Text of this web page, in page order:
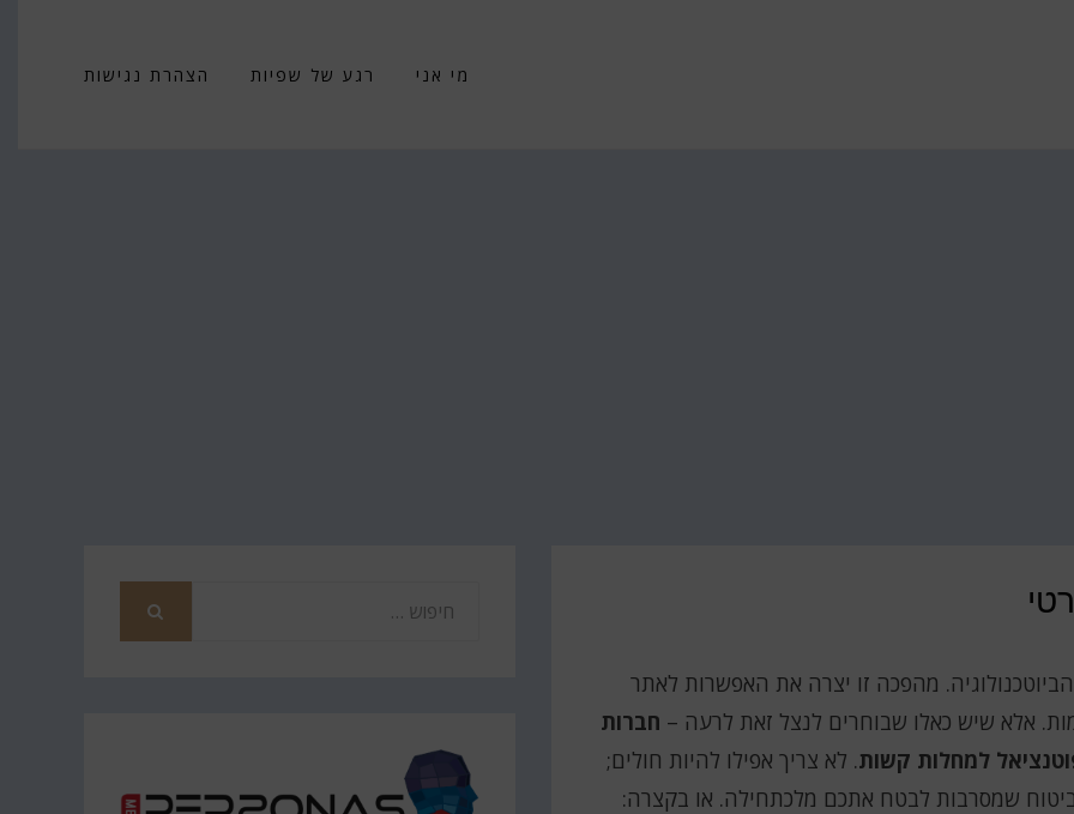
מי אני רגע של שפיות הצהרת נגישות
מהפכה זו יצרה את האפשרות לאתר
אלא שיש כאלו שבוחרים לנצל זאת לרעה – חברות
למחלות קשות. לא צריך אפילו להיות חולים;
שמסרבות לבטח אתכם מלכתחילה. או בקצרה: